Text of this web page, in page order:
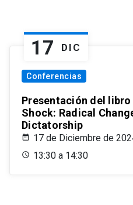
17 DIC
Conferencias
Presentación del libro
Shock: Radical
Dictatorship
17 de Diciembre de
13:30 a 14:30